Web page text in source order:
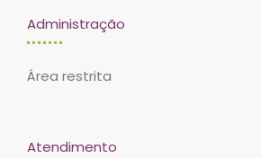
Administração
Área restrita
Atendimento